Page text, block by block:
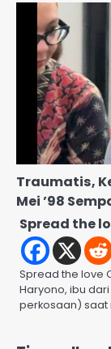
Traumatis,
Mei ’98
Spread the
Spread the love
Haryono, ibu
perkosaan) saat